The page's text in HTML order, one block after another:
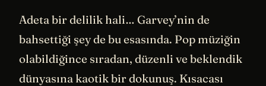
Adeta bir delilik hali… Garvey’nin de
bahsettiği şey de bu esasında. Pop müziğin
olabildiğince sıradan, düzenli ve beklendik
dünyasına kaotik bir dokunuş. Kısacası